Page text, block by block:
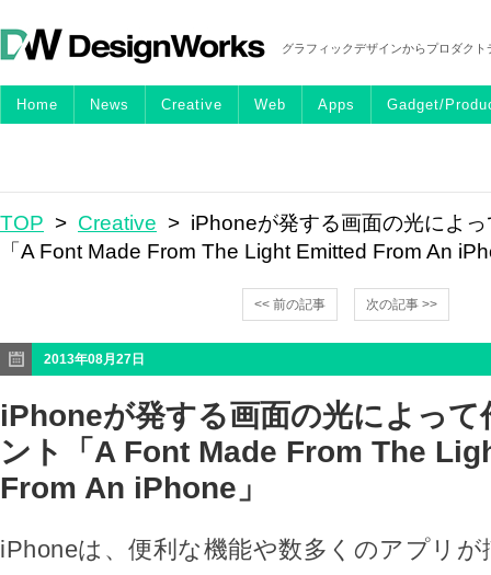
グラフィックデザインからプロダク
Home News Creative Web Apps Gadget/
TOP > Creative > iPhoneが発する画面の光によ
「A Font Made From The Light Emitted From An
<< 前の記事 次の記事 >>
2013年08月27日
iPhoneが発する画面の光によって
ント「A Font Made From The
From An iPhone」
iPhoneは、便利な機能や数多くのアプリ